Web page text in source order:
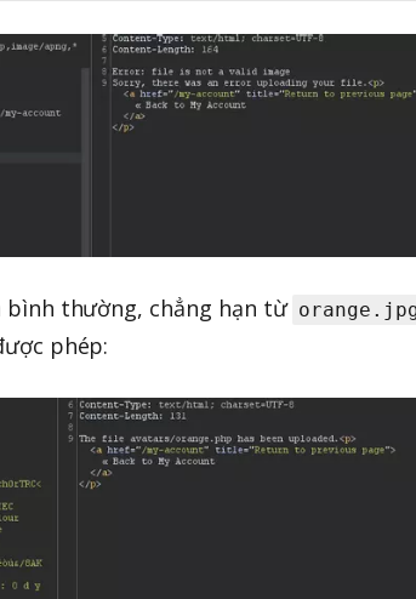
bình thường, chẳng hạn từ
phép: